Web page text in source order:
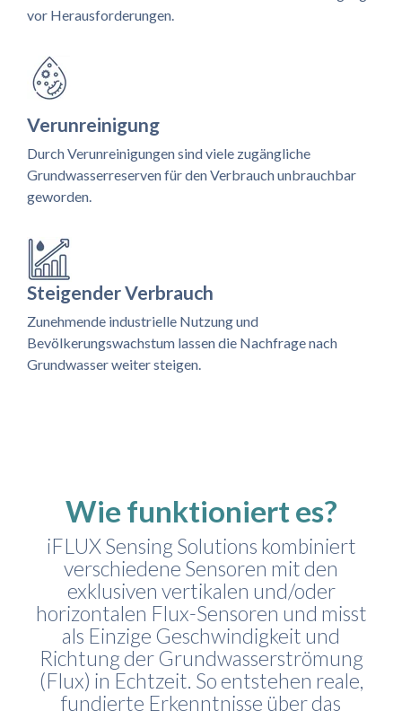
vor Herausforderungen.
Verunreinigung
Durch Verunreinigungen sind viele zugängliche
Grundwasserreserven für den Verbrauch unbrauchbar
geworden.
Steigender Verbrauch
Zunehmende industrielle Nutzung und
Bevölkerungswachstum lassen die Nachfrage nach
Grundwasser weiter steigen.
Wie funktioniert es?
iFLUX Sensing Solutions kombiniert
verschiedene Sensoren mit den
exklusiven vertikalen und/oder
horizontalen Flux-Sensoren und misst
als Einzige Geschwindigkeit und
Richtung der Grundwasserströmung
(Flux) in Echtzeit. So entstehen reale,
fundierte Erkenntnisse über das